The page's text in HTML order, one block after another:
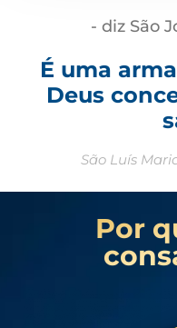
- diz São
É uma
Deus
São Luís
Por